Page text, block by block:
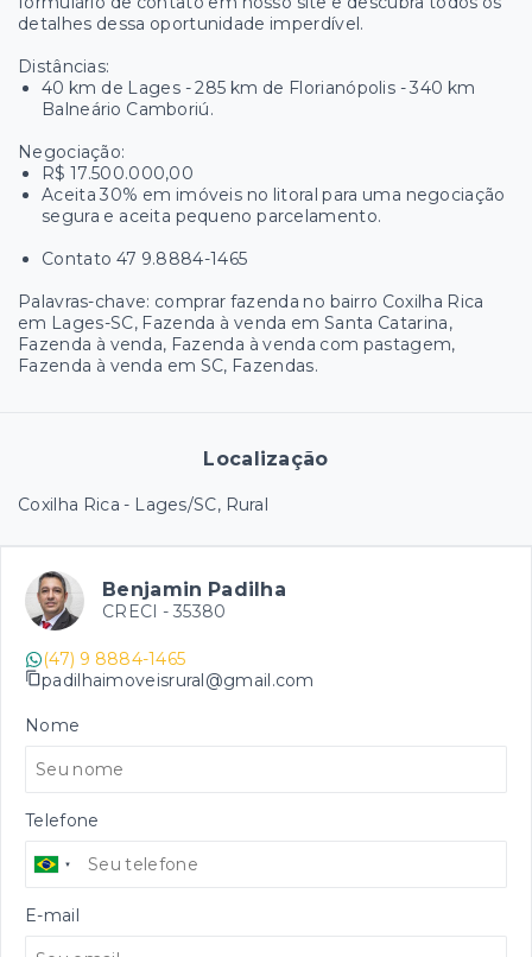
detalhes dessa oportunidade imperdível.
Distâncias:
40 km de Lages - 285 km de Florianópolis - 340 km
Balneário Camboriú.
Negociação:
R$ 17.500.000,00
Aceita 30% em imóveis no litoral para uma negociação
segura e aceita pequeno parcelamento.
Contato 47 9.8884-1465
Palavras-chave: comprar fazenda no bairro Coxilha Rica
em Lages-SC, Fazenda à venda em Santa Catarina,
Fazenda à venda, Fazenda à venda com pastagem,
Fazenda à venda em SC, Fazendas.
Localização
Coxilha Rica - Lages/SC, Rural
Benjamin Padilha
CRECI - 35380
(47) 9 8884-1465
padilhaimoveisrural@gmail.com
Nome
Telefone
E-mail